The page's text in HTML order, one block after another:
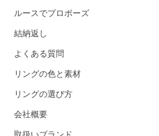
ルースでプロポーズ
結納返し
よくある質問
リングの色と素材
リングの選び方
会社概要